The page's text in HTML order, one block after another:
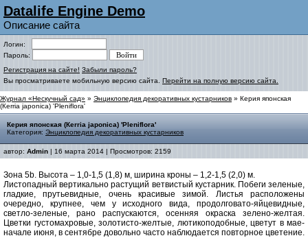
Datalife Engine Demo
Описание сайта
Логин:
Пароль:
Регистрация на сайте! Забыли пароль?
Вы просматриваете мобильную версию сайта. Перейти на полную версию сайта.
Журнал «Нескучный сад» » Энциклопедия декоративных кустарников » Керия японская
(Кerria japonica) 'Pleniflora'
Керия японская (Кerria japonica) 'Pleniflora'
Категория: Энциклопедия декоративных кустарников
автор: Admin | 16 марта 2014 | Просмотров: 2159
Зона 5b. Высота – 1,0-1,5 (1,8) м, ширина кроны – 1,2-1,5 (2,0) м.
Листопадный вертикально растущий ветвистый кустарник. Побеги зеленые,
гладкие, прутьевидные, очень красивые зимой. Листья расположены
очередно, крупнее, чем у исходного вида, продолговато-яйцевидные,
светло-зеленые, рано распускаются, осенняя окраска зелено-желтая.
Цветки густомахровые, золотисто-желтые, лютикоподобные, цветут в мае-
начале июня, в сентябре довольно часто наблюдается повторное цветение.